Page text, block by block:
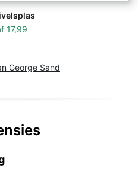
17,99
George Sand